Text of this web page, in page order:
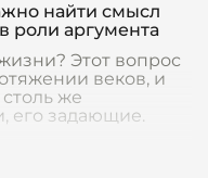
найти смысл
роли аргумента
Этот вопрос
веков, и
же
его задающие.